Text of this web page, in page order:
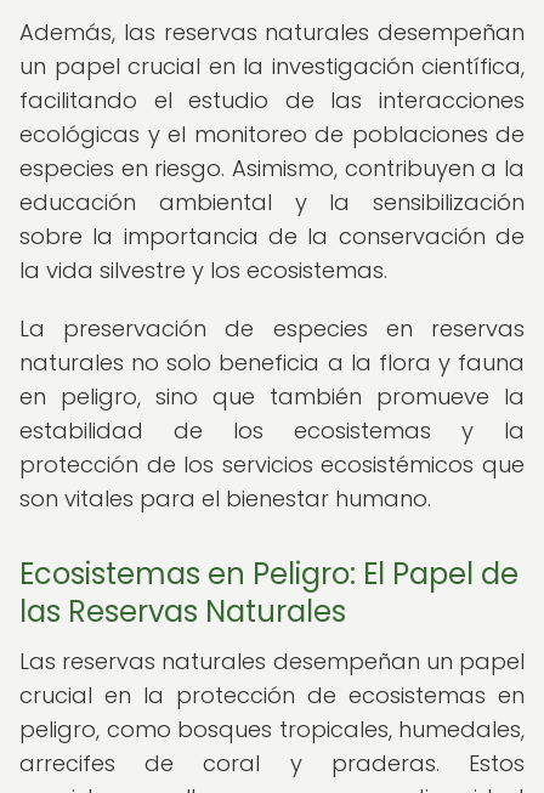
Además, las reservas naturales desempeñan
un papel crucial en la investigación científica,
facilitando el estudio de las interacciones
ecológicas y el monitoreo de poblaciones de
especies en riesgo. Asimismo, contribuyen a la
educación ambiental y la sensibilización
sobre la importancia de la conservación de
la vida silvestre y los ecosistemas.
La preservación de especies en reservas
naturales no solo beneficia a la flora y fauna
en peligro, sino que también promueve la
estabilidad de los ecosistemas y la
protección de los servicios ecosistémicos que
son vitales para el bienestar humano.
Ecosistemas en Peligro: El Papel de
las Reservas Naturales
Las reservas naturales desempeñan un papel
crucial en la protección de ecosistemas en
peligro, como bosques tropicales, humedales,
arrecifes de coral y praderas. Estos